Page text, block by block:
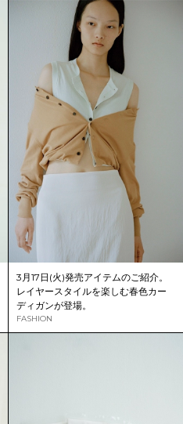
3月17日(火)発売アイテムのご紹介。
レイヤースタイルを楽しむ春色カー
ディガンが登場。
FASHION